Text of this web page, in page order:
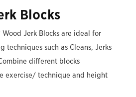
Blocks
Wood Jerk Blocks are ideal for
techniques such as Cleans, Jerks
different blocks
exercise/ technique and height